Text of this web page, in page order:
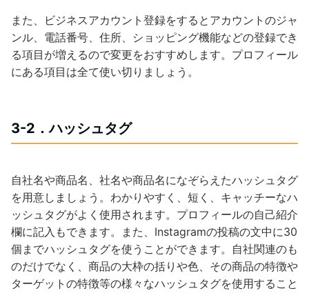
また、ビジネスアカウント登録をするとアカウントのジャ
ンル、電話番号、住所、ショッピング機能などの登録でき
る項目が増えるので変更をおすすめします。プロフィール
にある項目は全て使い切りましょう。
3-2．ハッシュタグ
自社名や商品名、社名や商品名になぞらえたハッシュタグ
を用意しましょう。わかりやすく、短く、キャッチーなハ
ッシュタグがよく使用されます。プロフィールの自己紹介
欄に記入もできます。また、Instagramの投稿の文中に30
個までハッシュタグを使うことができます。自社関連のも
のだけでなく、商品の大枠の括りや色、その商品の特徴や
ターゲットの特徴等の様々なハッシュタグを使用すること